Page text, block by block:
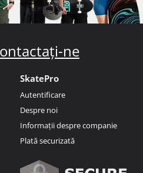
ne
SkatePro
Autentificare
Despre noi
Informații despre companie
Plată securizată